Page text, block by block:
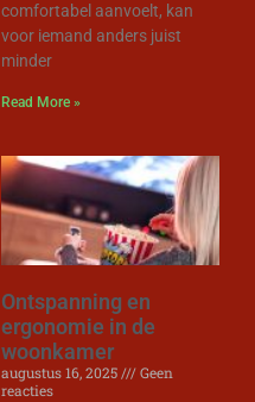
comfortabel aanvoelt, kan
voor iemand anders juist
minder
Read More »
Ontspanning en
ergonomie in de
woonkamer
augustus 16, 2025
Geen
reacties